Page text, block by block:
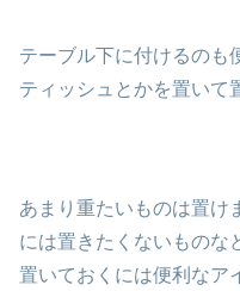
テーブル下に付けるのも
ティッシュとかを置いて
あまり重たいものは置け
には置きたくないものな
置いておくには便利なア